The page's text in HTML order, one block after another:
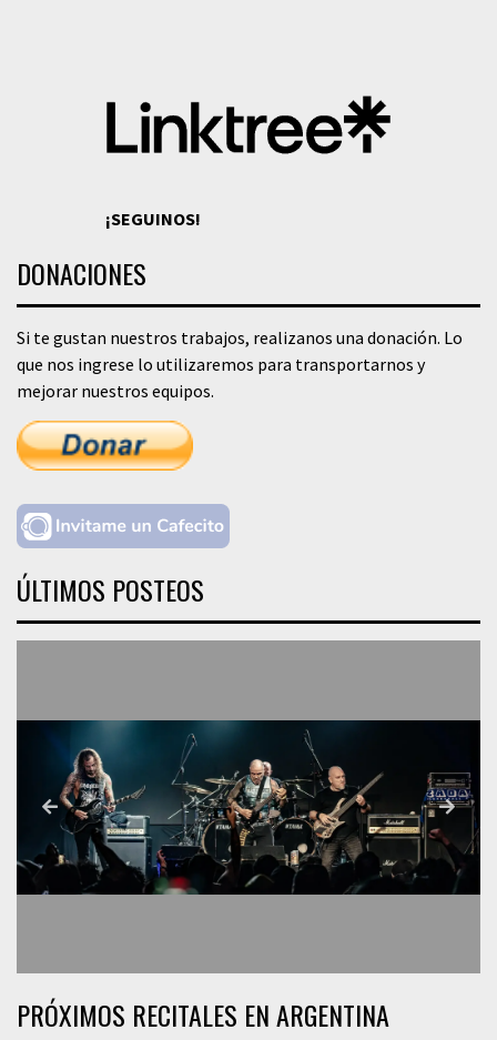
¡SEGUINOS!
DONACIONES
Si te gustan nuestros trabajos, realizanos una donación. Lo
que nos ingrese lo utilizaremos para transportarnos y
mejorar nuestros equipos.
ÚLTIMOS POSTEOS
PRÓXIMOS RECITALES EN ARGENTINA